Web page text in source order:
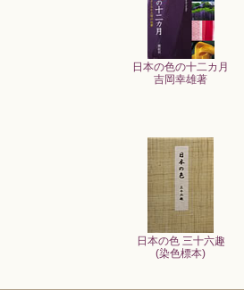
日本の色の十二カ月
吉岡幸雄著
日本の色 三十六趣
(染色標本)